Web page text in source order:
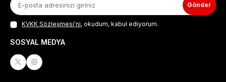
Gönder
KVKK Sözleşmesi'ni, okudum, kabul ediyorum.
SOSYAL MEDYA